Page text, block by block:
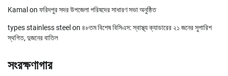
Kamal on ফরিদপুর সদর উপজেলা পরিষদের সাধারণ সভা অনুষ্ঠিত
types stainless steel on ৪৮তম বিশেষ বিসিএস: স্বাস্থ্য ক্যাডারের ২১ জনের সুপারিশ
স্থগিত, দুজনের বাতিল
সংরক্ষণাগার